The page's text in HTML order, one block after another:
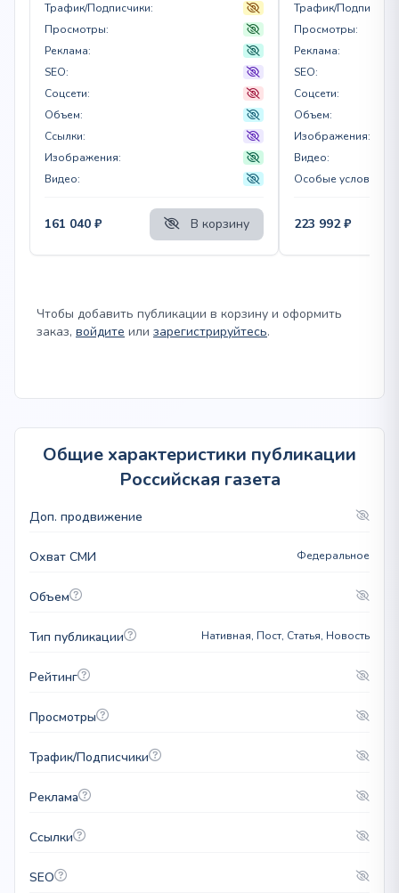
Трафик/Подписчики:
Просмотры:
Реклама:
SEO:
Соцсети:
Объем:
Ссылки:
Изображения:
Видео:
161 040 ₽ В корзину
Трафик/
Просмотры:
Реклама:
SEO:
Соцсети:
Объем:
Изображения:
Видео:
Особые условия:
223 992₽
Чтобы добавить публикации в корзину и оформить
заказ, войдите или зарегистрируйтесь.
Общие характеристики публикации
Российская газета
Доп. продвижение
Охват СМИ Федеральное
Объем
Тип публикации Нативная, Пост, Статья, Новость
Рейтинг
Просмотры
Трафик/Подписчики
Реклама
Ссылки
SEO